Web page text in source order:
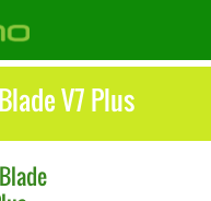
V7 Plus
Blade